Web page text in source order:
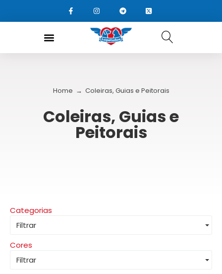
Home → Coleiras, Guias e Peitorais
Coleiras, Guias e
Peitorais
Categorias
Filtrar
Cores
Filtrar